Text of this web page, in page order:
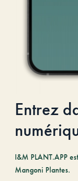
Entrez
I&M PLANT.APP
Mangoni Plantes.